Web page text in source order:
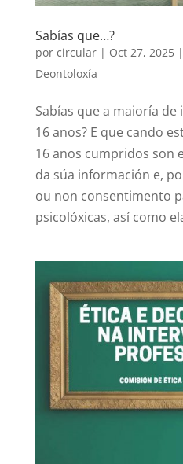
Sabías que…?
por circular| Oct 27, 2025|
Deontoloxía
Sabías que a maioría
16 anos? E que cando
16 anos cumpridos son
da súa información e,
ou non consentimento
psicolóxicas, así como